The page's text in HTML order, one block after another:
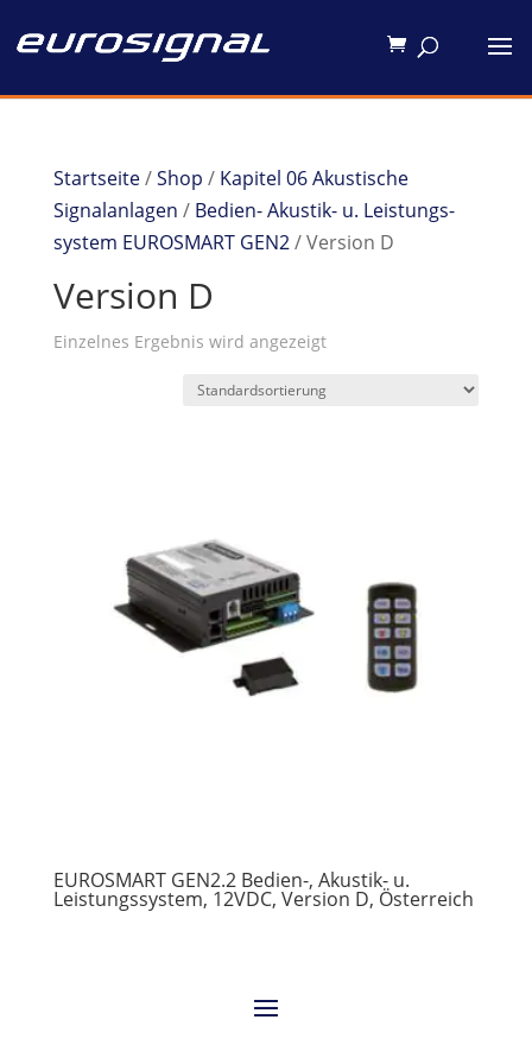
Startseite/Shop / Kapitel 06 Akustische
Signalanlagen / Bedien- Akustik- u. Leistungs-
system EUROSMART GEN2/ Version D
Version D
Einzelnes Ergebnis wird angezeigt
EUROSMART GEN2.2 Bedien-, Akustik- u.
Leistungssystem, 12VDC, Version D, Österreich